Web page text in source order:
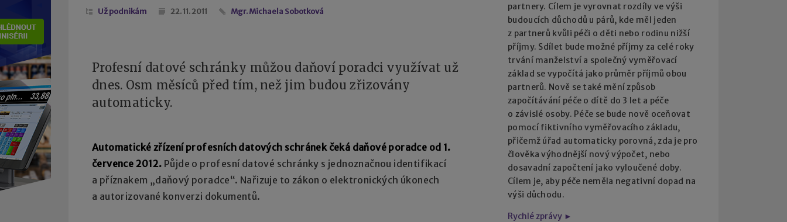
Už podnikám 22. 11. 2011 Mgr. Michaela Sobotková
Profesní datové schránky můžou daňoví poradci využívat už
dnes. Osm měsíců před tím, než jim budou zřizovány
automaticky.
Automatické zřízení profesních datových schránek čeká daňové poradce od 1.
července 2012. Půjde o profesní datové schránky s jednoznačnou identifikací
a příznakem „daňový poradce“. Nařizuje to zákon o elektronických úkonech
a autorizované konverzi dokumentů.
partnery. Cílem je vyrovnat rozdíly ve výši
budoucích důchodů u párů, kde měl jeden
z partnerů kvůli péči o děti nebo rodinu nižší
příjmy. Sdílet bude možné příjmy za celé roky
trvání manželství a společný vyměřovací
základ se vypočítá jako průměr příjmů obou
partnerů. Nově se také mění způsob
započítávání péče o dítě do 3 let a péče
o závislé osoby. Péče se bude nově oceňovat
pomocí fiktivního vyměřovacího základu,
přičemž úřad automaticky porovná, zda je pro
člověka výhodnější nový výpočet, nebo
dosavadní započtení jako vyloučené doby.
Cílem je, aby péče neměla negativní dopad na
výši důchodu.
Rychlé zprávy ►